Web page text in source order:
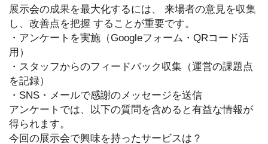
展示会の成果を最大化するには、 来場者の意見を収集
し、改善点を把握 することが重要です。
・アンケートを実施（Googleフォーム・QRコード活
用）
・スタッフからのフィードバック収集（運営の課題点
を記録）
・SNS・メールで感謝のメッセージを送信
アンケートでは、以下の質問を含めると有益な情報が
得られます。
今回の展示会で興味を持ったサービスは？